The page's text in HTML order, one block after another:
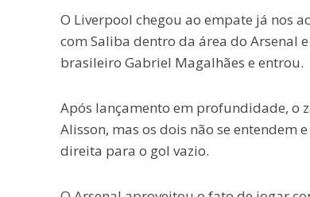
O Liverpool chegou ao empate já nos
com Saliba dentro da área do Arsenal
brasileiro Gabriel Magalhães e entrou.
Após lançamento em profundidade, o
Alisson, mas os dois não se
direita para o gol vazio.